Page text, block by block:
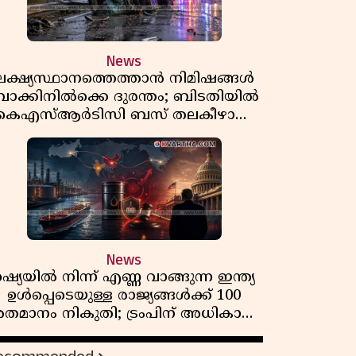
News
നിമിഷങ്ങൾ
ദുരന്തം; ബിടതിയിൽ
ബസ് തലകീഴായി
ഡ്രൈവറും കണ്ടക്ടറും മരിച്ചു
News
നിന്ന് എണ്ണ വാങ്ങുന്ന ഇന്ത്യ
ഉൾപ്പെടെയുള്ള രാജ്യങ്ങൾക്ക് 100
നികുതി; ട്രംപിന് അധികാരം
നൽകി യുഎസ് സെനറ്റ് ബിൽ
പാസാക്കി